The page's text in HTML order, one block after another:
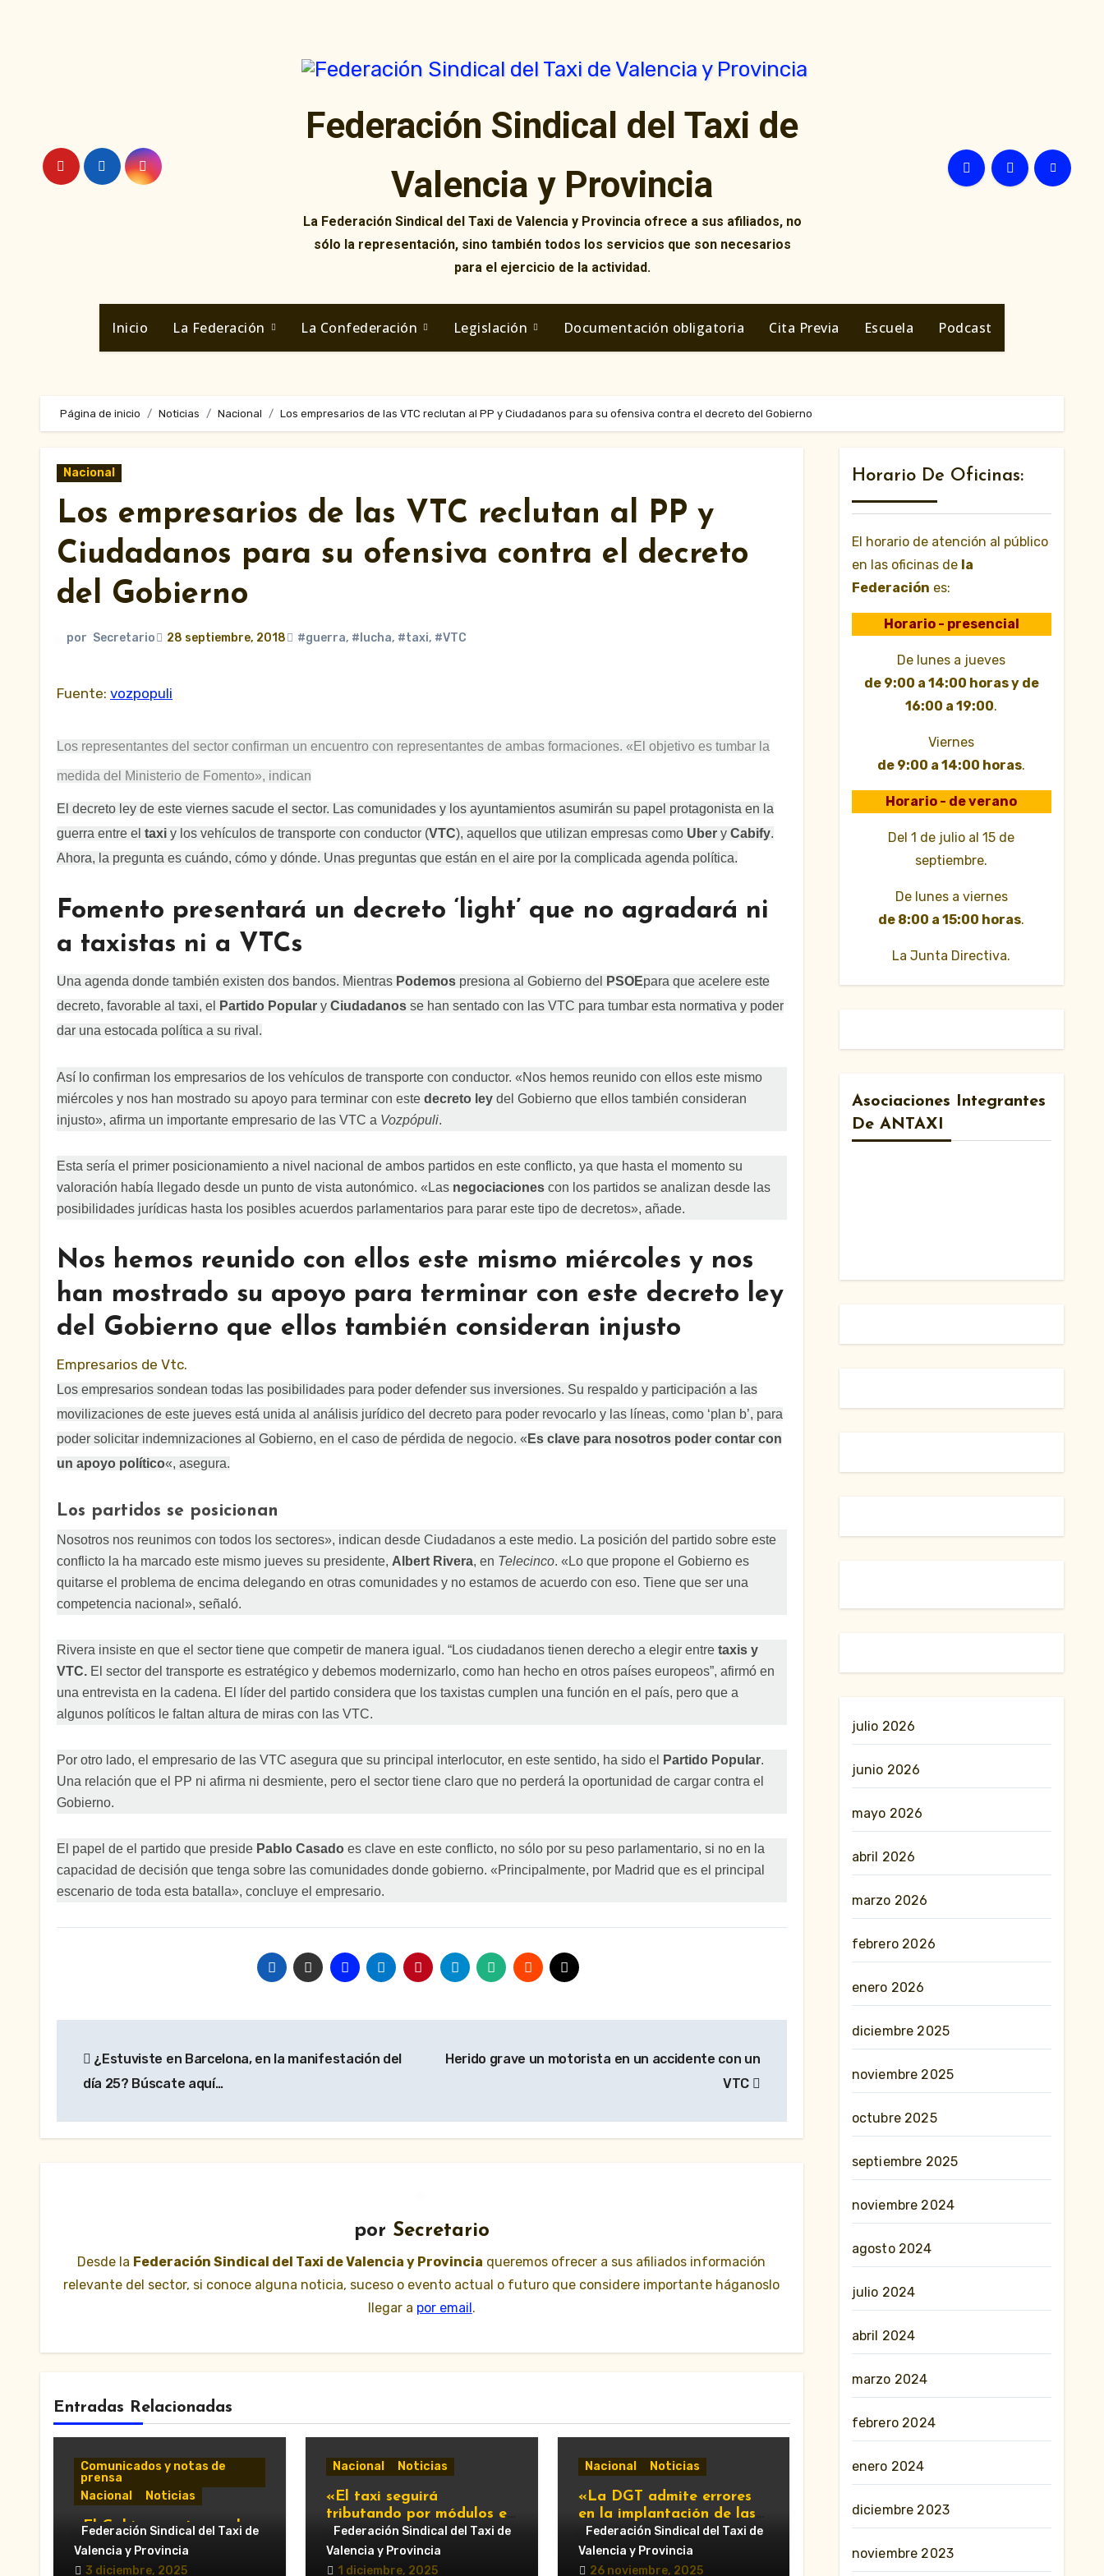
Federación Sindical del Taxi de
Valencia y Provincia
La Federación Sindical del Taxi de Valencia y Provincia ofrece a sus afiliados, no
sólo la representación, sino también todos los servicios que son necesarios
para el ejercicio de la actividad.
Inicio La Federación La Confederación Legislación Documentación obligatoria Cita Previa Escuela Podcast
Página de inicio Noticias Nacional Los empresarios de las VTC reclutan al PP y Ciudadanos para su ofensiva contra el decreto del Gobierno
Nacional
Los empresarios de las VTC reclutan al PP y
Ciudadanos para su ofensiva contra el decreto
del Gobierno
por Secretario 28 septiembre, 2018 #guerra, #lucha, #taxi, #VTC
Fuente: vozpopuli
Los representantes del sector confirman un encuentro con representantes de ambas formaciones. «El objetivo es tumbar la
medida del Ministerio de Fomento», indican
El decreto ley de este viernes sacude el sector. Las comunidades y los ayuntamientos asumirán su papel protagonista en la
guerra entre el taxi y los vehículos de transporte con conductor (VTC), aquellos que utilizan empresas como Uber y Cabify.
Ahora, la pregunta es cuándo, cómo y dónde. Unas preguntas que están en el aire por la complicada agenda política.
Fomento presentará un decreto ‘light’ que no agradará ni
a taxistas ni a VTCs
Una agenda donde también existen dos bandos. Mientras Podemos presiona al Gobierno del PSOEpara que acelere este
decreto, favorable al taxi, el
Partido Popular y Ciudadanos se han sentado con las VTC para tumbar esta normativa y poder
dar una estocada política a su rival.
Así lo confirman los empresarios de los vehículos de transporte con conductor. «Nos hemos reunido con ellos este mismo
miércoles y nos han mostrado su apoyo para terminar con este decreto ley del Gobierno que ellos también consideran
injusto», afirma un importante empresario de las VTC a Vozpópuli.
Esta sería el primer posicionamiento a nivel nacional de ambos partidos en este conflicto, ya que hasta el momento su
valoración había llegado desde un punto de vista autonómico. «Las negociaciones con los partidos se analizan desde las
posibilidades jurídicas hasta los posibles acuerdos parlamentarios para parar este tipo de decretos», añade.
Nos hemos reunido con ellos este mismo miércoles y nos
han mostrado su apoyo para terminar con este decreto ley
del Gobierno que ellos también consideran injusto
Empresarios de Vtc.
Los empresarios sondean todas las posibilidades para poder defender sus inversiones. Su respaldo y participación a las
movilizaciones de este jueves está unida al análisis jurídico del decreto para poder revocarlo y las líneas, como ‘plan b’, para
poder solicitar indemnizaciones al Gobierno, en el caso de pérdida de negocio. « Es clave para nosotros poder contar con
un apoyo político«, asegura.
Los partidos se posicionan
Nosotros nos reunimos con todos los sectores», indican desde Ciudadanos a este medio. La posición del partido sobre este
conflicto la ha marcado este mismo jueves su presidente, Albert Rivera, en Telecinco. «Lo que propone el Gobierno es
quitarse el problema de encima delegando en otras comunidades y no estamos de acuerdo con eso. Tiene que ser una
competencia nacional», señaló.
Rivera insiste en que el sector tiene que competir de manera igual. “Los ciudadanos tienen derecho a elegir entre taxis y
VTC. El sector del transporte es estratégico y debemos modernizarlo, como han hecho en otros países europeos”, afirmó en
una entrevista en la cadena. El líder del partido considera que los taxistas cumplen una función en el país, pero que a
algunos políticos le faltan altura de miras con las VTC.
Por otro lado, el empresario de las VTC asegura que su principal interlocutor, en este sentido, ha sido el Partido Popular.
Una relación que el PP ni afirma ni desmiente, pero el sector tiene claro que no perderá la oportunidad de cargar contra el
Gobierno.
El papel de el partido que preside Pablo Casado es clave en este conflicto, no sólo por su peso parlamentario, si no en la
capacidad de decisión que tenga sobre las comunidades donde gobierno. «Principalmente, por Madrid que es el principal
escenario de toda esta batalla», concluye el empresario.
de ¿Estuviste en Barcelona, en la manifestación del
día 25? Búscate aquí…
Herido grave un motorista en un accidente con un
VTC
por Secretario
Desde la Federación Sindical del Taxi de Valencia y Provincia queremos ofrecer a sus afiliados información
relevante del sector, si conoce alguna noticia, suceso o evento actual o futuro que considere importante háganoslo
llegar a por email.
Entradas Relacionadas
Comunicados y notas de
prensa
Nacional
Noticias
«El Gobierno retrasa al
2027 la entrada en vigor
de ‘Verifactu’, la nueva
Federación Sindical del Taxi de
Valencia y Provincia
3 diciembre, 2025
Nacional Noticias
«El taxi seguirá
tributando por módulos en
2026»
Federación Sindical del Taxi de
Valencia y Provincia
1 diciembre, 2025
Nacional Noticias
«La DGT admite errores
en la implantación de las
balizas V-16, que serán
obligatorias en 2026»
Federación Sindical del Taxi de
Valencia y Provincia
26 noviembre, 2025
Horario De Oficinas:
El horario de atención al público
en las oficinas de la
Federación es:
Horario - presencial
De lunes a jueves
de 9:00 a 14:00 horas y de
16:00 a 19:00.
Viernes
de 9:00 a 14:00 horas.
Horario - de verano
Del 1 de julio al 15 de
septiembre.
De lunes a viernes
de 8:00 a 15:00 horas.
La Junta Directiva.
Asociaciones Integrantes
De ANTAXI
julio 2026
junio 2026
mayo 2026
abril 2026
marzo 2026
febrero 2026
enero 2026
diciembre 2025
noviembre 2025
octubre 2025
septiembre 2025
noviembre 2024
agosto 2024
julio 2024
abril 2024
marzo 2024
febrero 2024
enero 2024
diciembre 2023
noviembre 2023